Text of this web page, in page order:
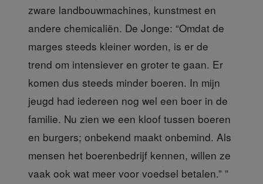
zware landbouwmachines, kunstmest en
andere chemicaliën. De Jonge: “Omdat de
marges steeds kleiner worden, is er de
trend om intensiever en groter te gaan. Er
komen dus steeds minder boeren. In mijn
jeugd had iedereen nog wel een boer in de
familie. Nu zien we een kloof tussen boeren
en burgers; onbekend maakt onbemind. Als
mensen het boerenbedrijf kennen, willen ze
vaak ook wat meer voor voedsel betalen.” ”